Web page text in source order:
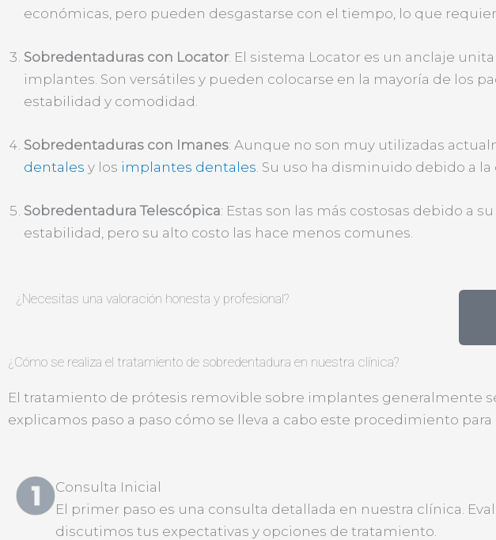
económicas, pero pueden desgastarse con el tiempo, lo que
Sobredentaduras con Locator: El sistema Locator es un anclaje
implantes. Son versátiles y pueden colocarse en la mayoría de los
estabilidad y comodidad.
Sobredentaduras con Imanes: Aunque no son muy utilizadas
dentales y los implantes dentales. Su uso ha disminuido debido a
Sobredentadura Telescópica: Estas son las más costosas debido a
estabilidad, pero su alto costo las hace menos comunes.
¿Necesitas una valoración honesta y profesional?
¿Cómo se realiza el tratamiento de sobredentadura en nuestra clínica?
El tratamiento de prótesis removible sobre implantes generalmente
explicamos paso a paso cómo se lleva a cabo este procedimiento para
Consulta Inicial
El primer paso es una consulta detallada en nuestra clínica.
discutimos tus expectativas y opciones de tratamiento.